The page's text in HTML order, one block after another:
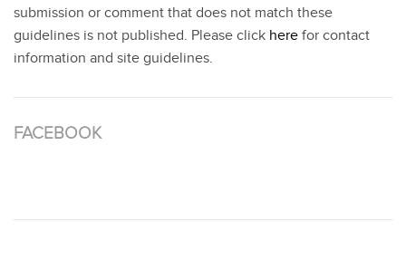
submission or comment that does not match these
guidelines is not published. Please click here for contact
information and site guidelines.
FACEBOOK